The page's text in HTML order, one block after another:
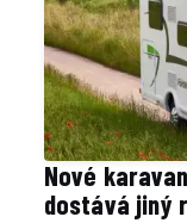
Nové
dostává jiný